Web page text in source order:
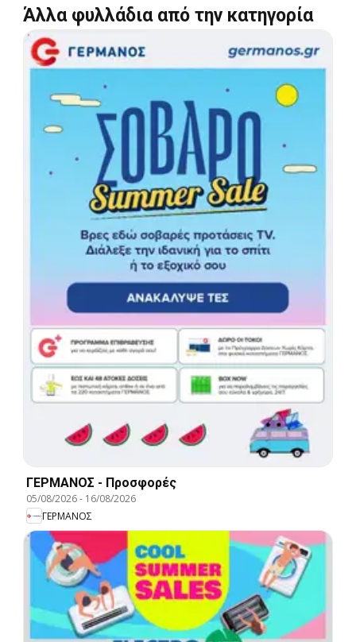
Άλλα φυλλάδια από την κατηγορία
ΓΕΡΜΑΝΟΣ - Προσφορές
05/08/2026- 16/08/2026
ΓΕΡΜΑΝΟΣ